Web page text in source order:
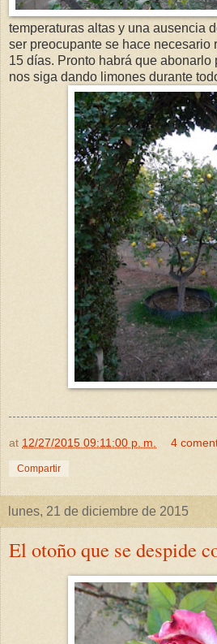
temperaturas altas y una ausencia
ser preocupante se hace necesario
15 días. Pronto habrá que abonarlo
nos siga dando limones durante
at 12/27/2015 09:11:00 p. m. 4
Compartir
lunes, 21 de diciembre de 2015
El otoño que se despide